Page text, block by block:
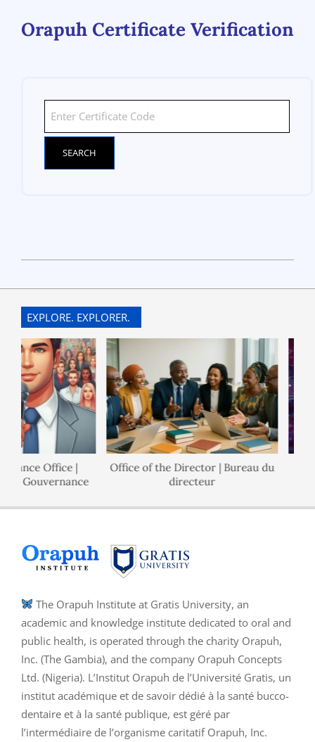
Orapuh Certificate Verification
11-
11
EXPLORE. EXPLORER.
Office |
Gouvernance
Office of the Director | Bureau du
directeur
The Orapuh Institute at Gratis University, an
academic and knowledge institute dedicated to oral and
public health, is operated through the charity Orapuh,
Inc. (The Gambia), and the company Orapuh Concepts
Ltd. (Nigeria). L’Institut Orapuh de l’Université Gratis, un
institut académique et de savoir dédié à la santé bucco-
dentaire et à la santé publique, est géré par
l’intermédiaire de l’organisme caritatif Orapuh, Inc.